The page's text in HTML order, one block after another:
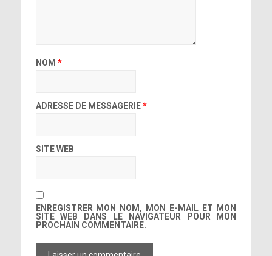
NOM *
ADRESSE DE MESSAGERIE*
SITE WEB
ENREGISTRER MON NOM, MON E-MAIL ET MON
SITE WEB DANS LE NAVIGATEUR POUR MON
PROCHAIN COMMENTAIRE.